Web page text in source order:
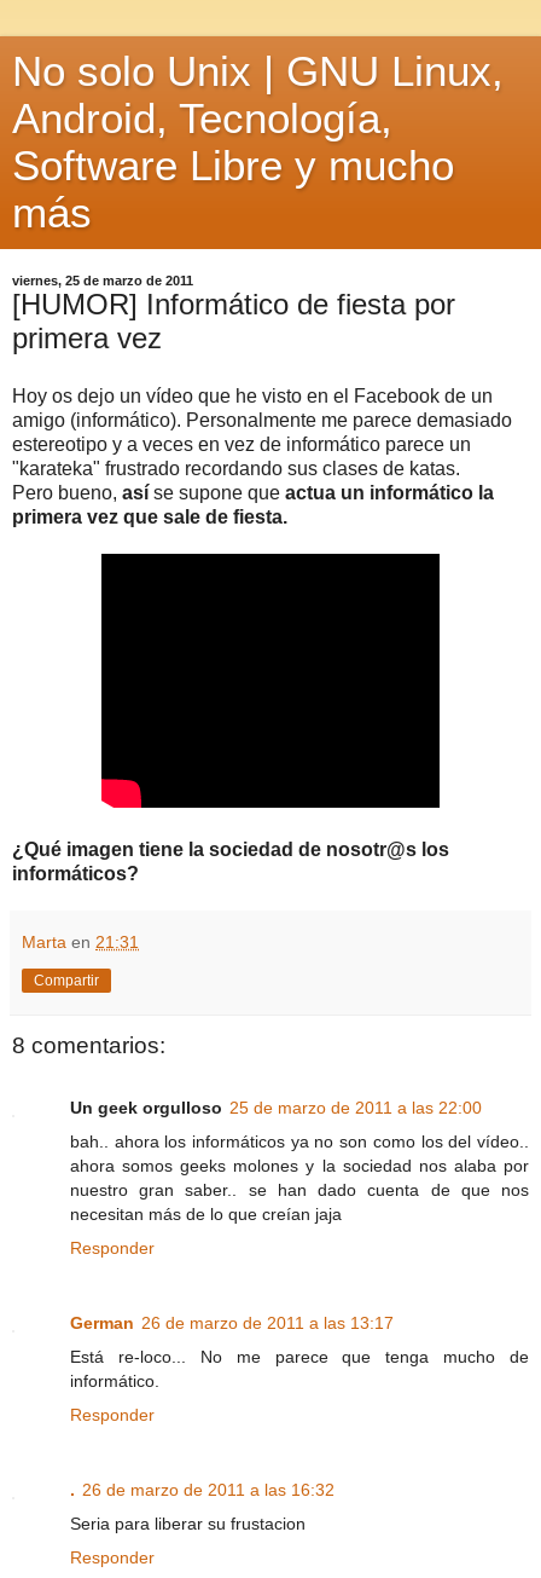
No solo Unix | GNU Linux,
Android, Tecnología,
Software Libre y mucho
más
viernes, 25 de marzo de 2011
[HUMOR] Informático de fiesta por
primera vez
Hoy os dejo un vídeo que he visto en el Facebook de un
amigo (informático). Personalmente me parece demasiado
estereotipo y a veces en vez de informático parece un
"karateka" frustrado recordando sus clases de katas.
Pero bueno, así se supone que actua un informático la
primera vez que sale de fiesta.
¿Qué imagen tiene la sociedad de nosotr@s los
informáticos?
Marta en 21:31
Compartir
8 comentarios:
Un geek orgulloso 25 de marzo de 2011 a las 22:00
bah.. ahora los informáticos ya no son como los del vídeo..
ahora somos geeks molones y la sociedad nos alaba por
nuestro gran saber.. se han dado cuenta de que nos
necesitan más de lo que creían jaja
Responder
German 26 de marzo de 2011 a las 13:17
Está re-loco... No me parece que tenga mucho de
informático.
Responder
. 26 de marzo de 2011 a las 16:32
Seria para liberar su frustacion
Responder